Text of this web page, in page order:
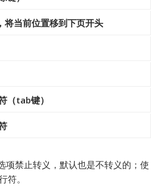
将当前位置移到下页开头
（tab键）
项禁止转义，默认也是不转义的；使
符。